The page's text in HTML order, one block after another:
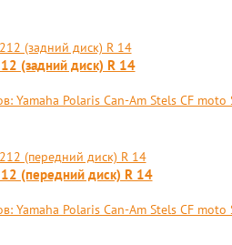
(задний диск) R 14
Yamaha Polaris Can-Am Stels CF
(передний диск) R 14
Yamaha Polaris Can-Am Stels CF